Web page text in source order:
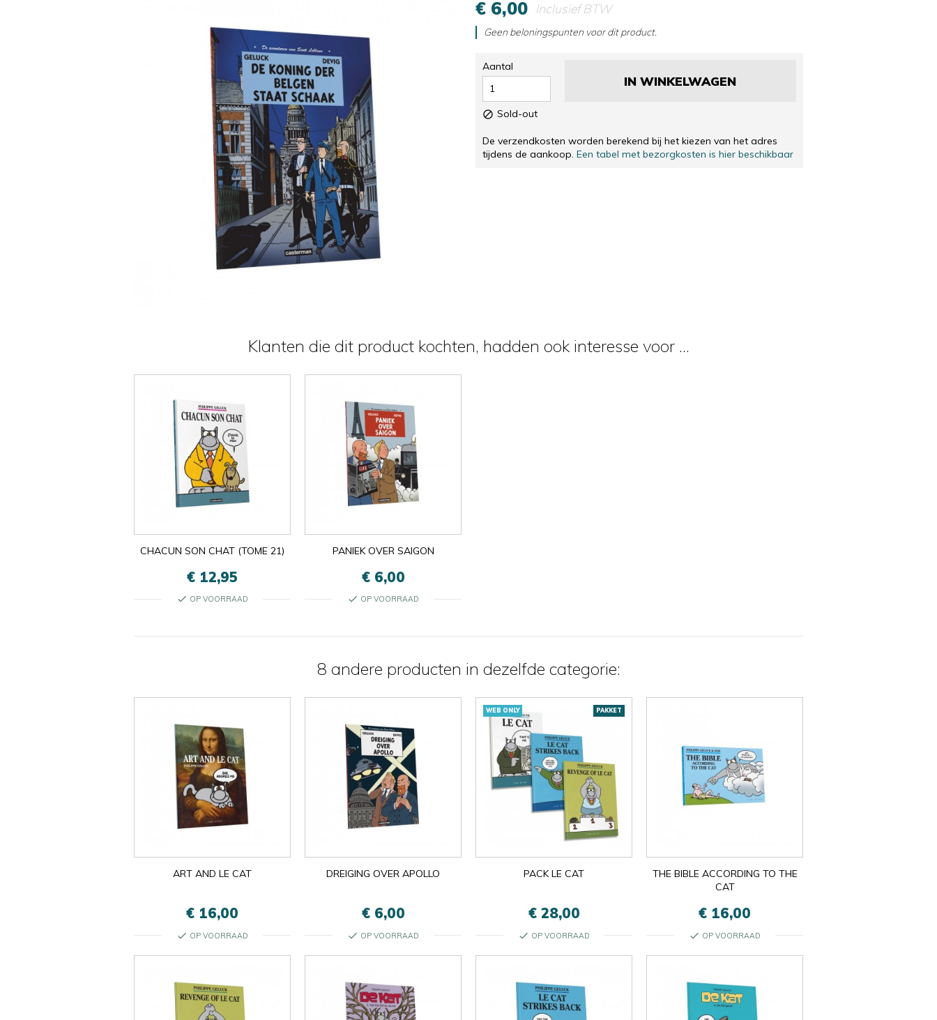
GENUMMERDE EN GETEKENDE ZEEFDRUKKEN, IN NEDERLANDS
GENUMMERDE EN GETEKENDE ZEEFDRUKKEN, IN NEDERLANDS
CD & DVD
ANDEREN
€ 6,00 Inclusief BTW
Geen beloningspunten voor dit product.
Aantal
IN WINKELWAGEN
 Sold-out
De verzendkosten worden berekend bij het kiezen van het adres
tijdens de aankoop. Een tabel met bezorgkosten is hier beschikbaar
Klanten die dit product kochten, hadden ook interesse voor ...
CHACUN SON CHAT (TOME 21)
€ 12,95
check OP VOORRAAD
PANIEK OVER SAIGON
€ 6,00
check OP VOORRAAD
8 andere producten in dezelfde categorie:
ART AND LE CAT
€ 16,00
check OP VOORRAAD
DREIGING OVER APOLLO
€ 6,00
check OP VOORRAAD
WEB ONLY PAKKET
PACK LE CAT
€ 28,00
check OP VOORRAAD
THE BIBLE ACCORDING TO THE
CAT
€ 16,00
check OP VOORRAAD